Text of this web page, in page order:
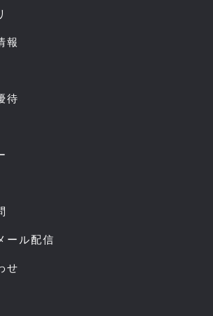
報
待
ール配信
せ